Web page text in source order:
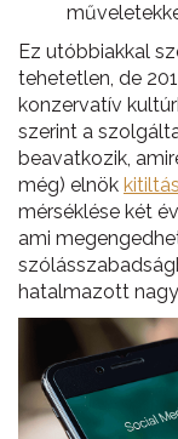
Ez utóbbiakkal
tehetetlen, de
konzervatív
szerint a
beavatkozik,
még) elnök
mérséklése két
ami
hatalmazott